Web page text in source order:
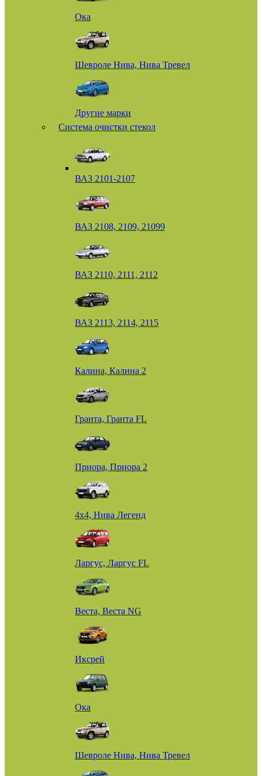
Ока
Шевроле Нива, Нива Тревел
Другие марки
Система очистки стекол
ВАЗ 2101-2107
ВАЗ 2108, 2109, 21099
ВАЗ 2110, 2111, 2112
ВАЗ 2113, 2114, 2115
Калина, Калина 2
Гранта, Гранта FL
Приора, Приора 2
4х4, Нива Легенд
Ларгус, Ларгус FL
Веста, Веста NG
Иксрей
Ока
Шевроле Нива, Нива Тревел